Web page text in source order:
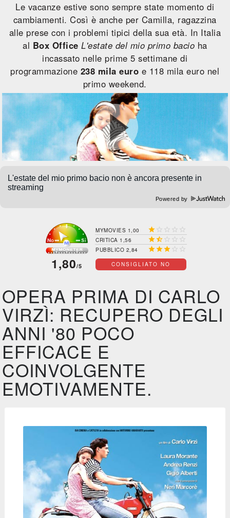
Le vacanze estive sono sempre state momento di
cambiamenti. Così è anche per Camilla, ragazzina
alle prese con i problemi tipici della sua età. In Italia
al Box Office L'estate del mio primo bacio ha
incassato nelle prime 5 settimane di
programmazione 238 mila euro e 118 mila euro nel
primo weekend.
Powered by
1,80/5
MYMOVIES 1,00     
CRITICA 1,56    
PUBBLICO 2,84   
CONSIGLIATO NO
OPERA PRIMA DI CARLO
VIRZÌ: RECUPERO DEGLI
ANNI '80 POCO
EFFICACE E
COINVOLGENTE
EMOTIVAMENTE.